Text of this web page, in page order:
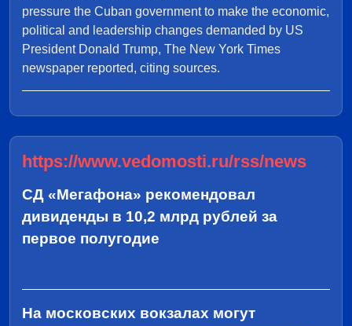
pressure the Cuban government to make the economic,
political and leadership changes demanded by US
President Donald Trump, The New York Times
newspaper reported, citing sources.
https://www.vedomosti.ru/rss/news
СД «Мегафона» рекомендовал
дивиденды в 10,2 млрд рублей за
первое полугодие
На московских вокзалах могут